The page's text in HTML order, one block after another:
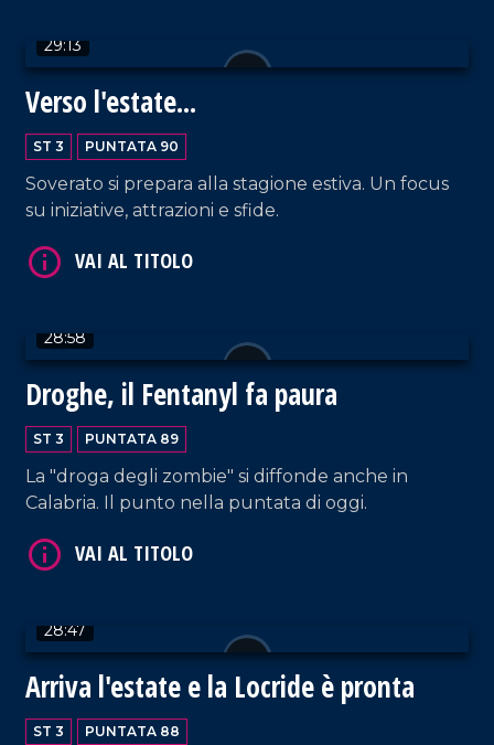
29:13
Verso l'estate...
ST 3 PUNTATA 90
Soverato si prepara alla stagione estiva. Un focus
su iniziative, attrazioni e sfide.
28:58
Droghe, il Fentanyl fa paura
ST 3 PUNTATA 89
La "droga degli zombie" si diffonde anche in
Calabria. Il punto nella puntata di oggi.
28:47
Arriva l'estate e la Locride è pronta
ST 3 PUNTATA 88
VAI AL TITOLO
VAI AL TITOLO
VAI AL TITOLO